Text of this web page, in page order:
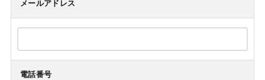
メールアドレス
電話番号